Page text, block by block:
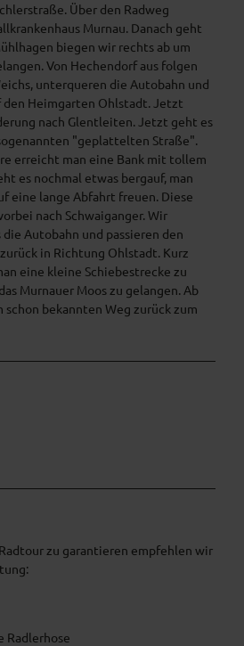
Über den Radweg
Murnau. Danach geht
biegen wir rechts ab um
Von Hechendorf aus folgen
unterqueren die Autobahn und
Heimgarten Ohlstadt. Jetzt
nach Glentleiten. Jetzt geht es
"geplattelten Straße".
erreicht man eine Bank mit tollem
es nochmal etwas bergauf, man
eine lange Abfahrt freuen. Diese
nach Schwaiganger. Wir
Autobahn und passieren den
in Richtung Ohlstadt. Kurz
eine kleine Schiebestrecke zu
Murnauer Moos zu gelangen. Ab
bekannten Weg zurück zum
zu garantieren empfehlen wir
Radlerhose